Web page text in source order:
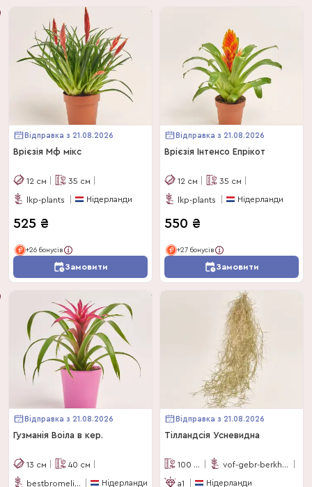
Відправка з 21.08.2026
Врієзія Мф мікс
12 см 35 см
lkp-plants Нідерланди
525 ₴
+26 бонусів
Замовити
Відправка з 21.08.2026
Врієзія Інтенсо Епрікот
12 см 35 см
lkp-plants Нідерланди
550 ₴
+27 бонусів
Замовити
Відправка з 21.08.2026
Гузманія Воіла в кер.
13 см 40 см
bestbromelia-nl Нідерланди
Відправка з 21.08.2026
Тілландсія Усневидна
100 см vof-gebr-berkhout
a1 Нідерланди